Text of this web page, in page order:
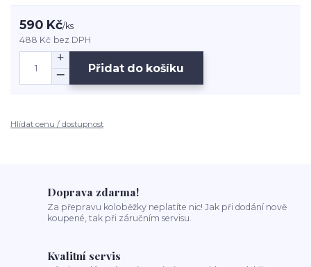
590 Kč/ks
488 Kč bez DPH
Přidat do košíku
Hlídat cenu / dostupnost
Doprava zdarma!
Za přepravu koloběžky neplatíte nic! Jak při dodání nově
koupené, tak při záručním servisu.
Kvalitní servis